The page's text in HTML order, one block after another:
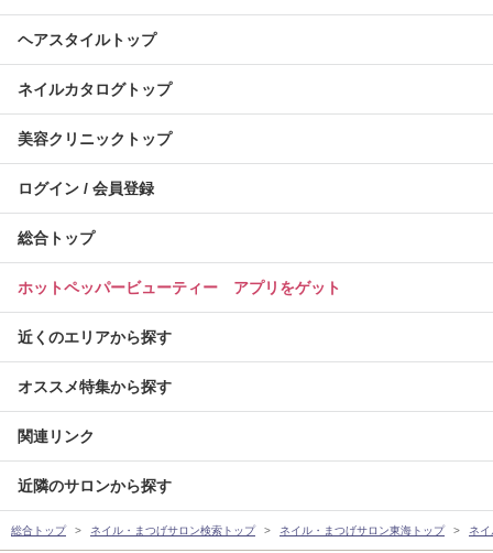
ヘアスタイルトップ
ネイルカタログトップ
美容クリニックトップ
ログイン / 会員登録
総合トップ
ホットペッパービューティー アプリをゲット
近くのエリアから探す
オススメ特集から探す
関連リンク
近隣のサロンから探す
総合トップ ネイル・まつげサロン検索トップ ネイル・まつげサロン東海トップ ネ